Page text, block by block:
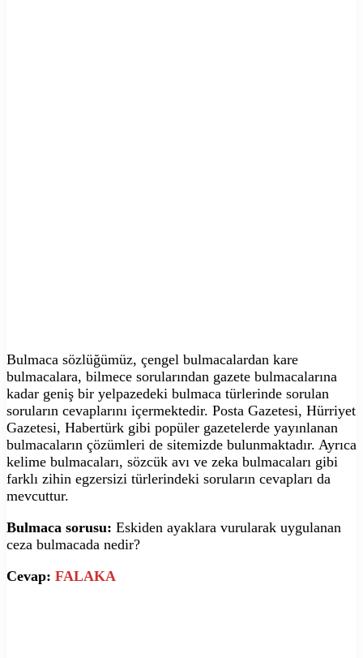
Bulmaca sözlüğümüz, çengel bulmacalardan kare
bulmacalara, bilmece sorularından gazete bulmacalarına
kadar geniş bir yelpazedeki bulmaca türlerinde sorulan
soruların cevaplarını içermektedir. Posta Gazetesi, Hürriyet
Gazetesi, Habertürk gibi popüler gazetelerde yayınlanan
bulmacaların çözümleri de sitemizde bulunmaktadır. Ayrıca
kelime bulmacaları, sözcük avı ve zeka bulmacaları gibi
farklı zihin egzersizi türlerindeki soruların cevapları da
mevcuttur.
Bulmaca sorusu: Eskiden ayaklara vurularak uygulanan
ceza bulmacada nedir?
Cevap: FALAKA